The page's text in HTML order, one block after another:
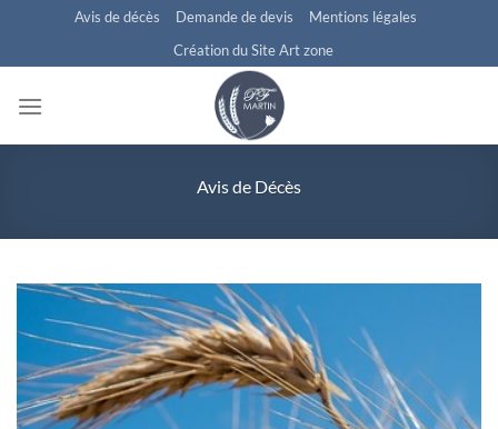
contenu
Avis de décès Demande de devis
Mentions légales
Création du Site Art zone
Avis de Décès